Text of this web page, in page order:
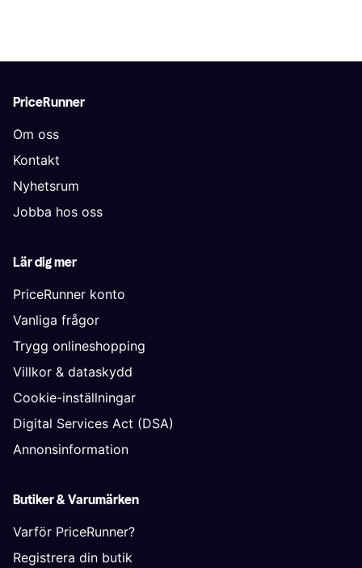
PriceRunner
Om oss
Kontakt
Nyhetsrum
Jobba hos oss
Lär dig mer
PriceRunner konto
Vanliga frågor
Trygg onlineshopping
Villkor & dataskydd
Cookie-inställningar
Digital Services Act (DSA)
Annonsinformation
Butiker & Varumärken
Varför PriceRunner?
Registrera din butik